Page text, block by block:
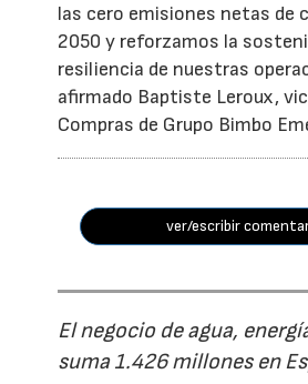
las cero emisiones netas de
2050 y reforzamos la
resiliencia de nuestras
afirmado Baptiste Leroux,
Compras de Grupo Bimbo
ver/escribir
El negocio de agua,
suma 1.426 millones en